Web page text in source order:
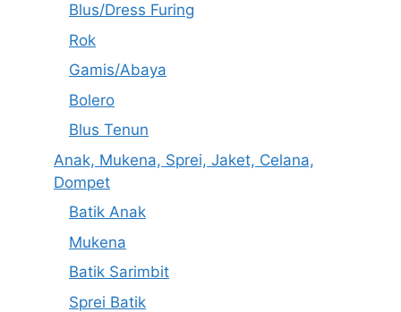
Blus/Dress Furing
Rok
Gamis/Abaya
Bolero
Blus Tenun
Anak, Mukena, Sprei, Jaket, Celana,
Dompet
Batik Anak
Mukena
Batik Sarimbit
Sprei Batik